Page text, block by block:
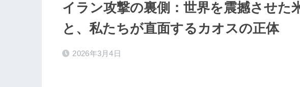
イラン攻撃の裏側：世界を震撼させた
と、私たちが直面するカオスの正体
2026年3月4日